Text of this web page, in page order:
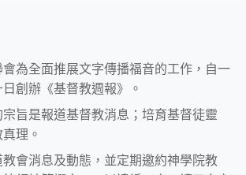
為全面推展文字傳播福音的工作，自一
創辦《基督教週報》。
宗旨是報道基督教消息；培育基督徒靈
理。
會消息及動態，並定期邀約神學院教